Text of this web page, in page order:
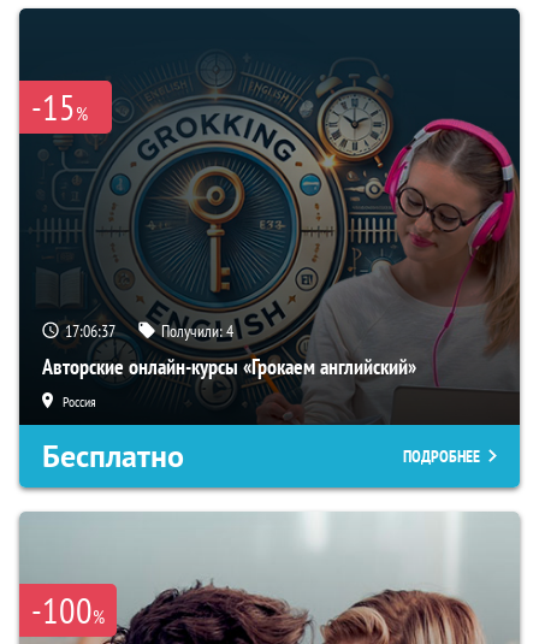
-15%
17:06:36 Получили:4
Авторские онлайн-курсы «Грокаем английский»
Россия
Бесплатно ПОДРОБНЕЕ
-100%